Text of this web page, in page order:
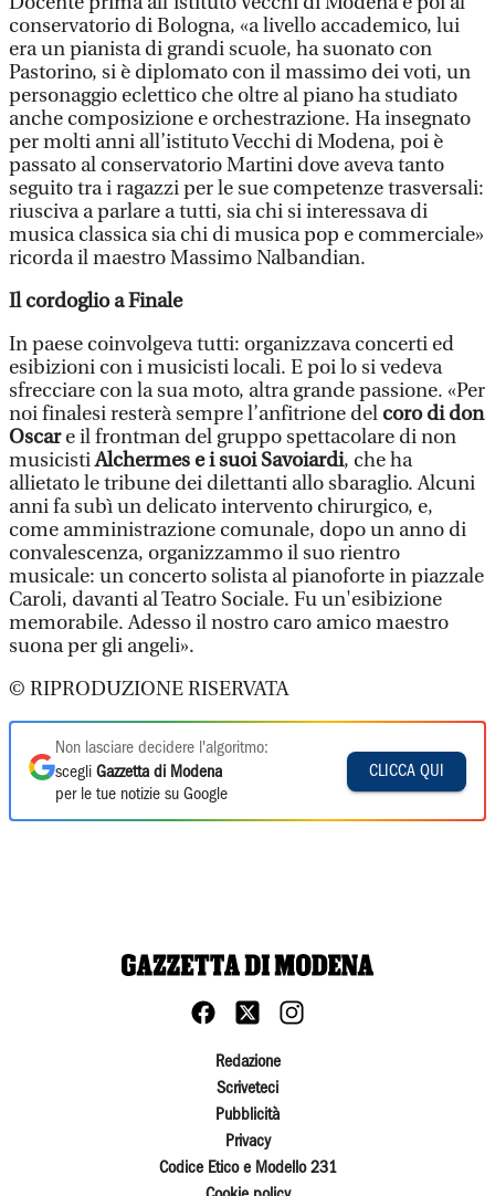
conservatorio di Bologna, «a livello accademico, lui
era un pianista di grandi scuole, ha suonato con
Pastorino, si è diplomato con il massimo dei voti, un
personaggio eclettico che oltre al piano ha studiato
anche composizione e orchestrazione. Ha insegnato
per molti anni all’istituto Vecchi di Modena, poi è
passato al conservatorio Martini dove aveva tanto
seguito tra i ragazzi per le sue competenze trasversali:
riusciva a parlare a tutti, sia chi si interessava di
musica classica sia chi di musica pop e commerciale»
ricorda il maestro Massimo Nalbandian.
Il cordoglio a Finale
In paese coinvolgeva tutti: organizzava concerti ed
esibizioni con i musicisti locali. E poi lo si vedeva
sfrecciare con la sua moto, altra grande passione. «Per
noi finalesi resterà sempre l’anfitrione del coro di don
Oscare il frontman del gruppo spettacolare di non
musicistiAlchermes e i suoi Savoiardi, che ha
allietato le tribune dei dilettanti allo sbaraglio. Alcuni
anni fa subì un delicato intervento chirurgico, e,
come amministrazione comunale, dopo un anno di
convalescenza, organizzammo il suo rientro
musicale: un concerto solista al pianoforte in piazzale
Caroli, davanti al Teatro Sociale. Fu un'esibizione
memorabile. Adesso il nostro caro amico maestro
suona per gli angeli».
© RIPRODUZIONE RISERVATA
Non lasciare decidere l'algoritmo:
scegli Gazzetta di Modena
per le tue notizie su Google
CLICCA QUI
Redazione
Scriveteci
Pubblicità
Privacy
Codice Etico e Modello 231